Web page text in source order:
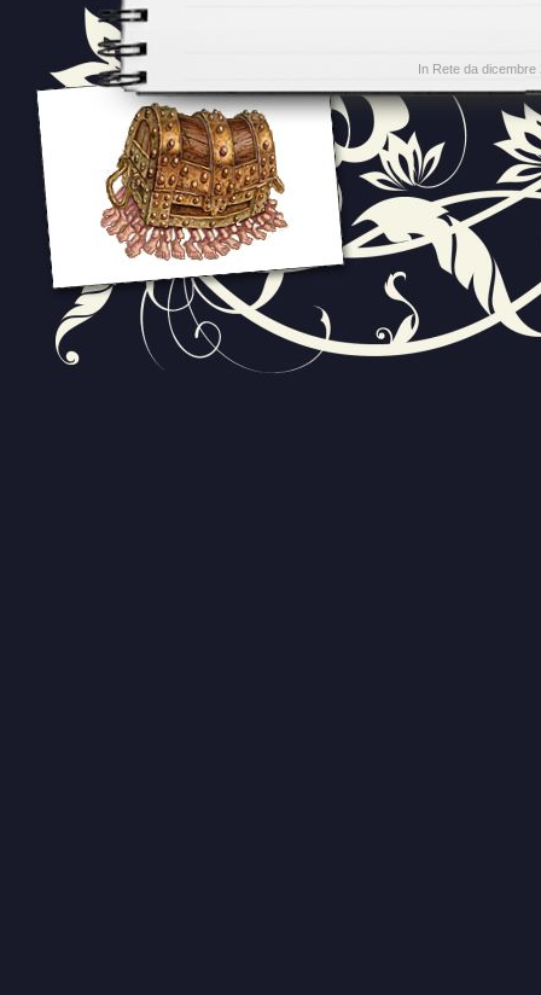
In Rete da dicembre